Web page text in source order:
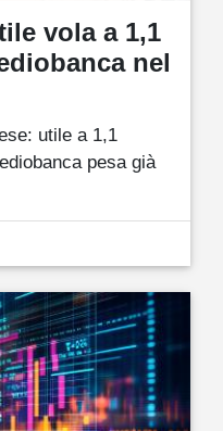
vola a 1,1
nel
utile a 1,1
pesa già